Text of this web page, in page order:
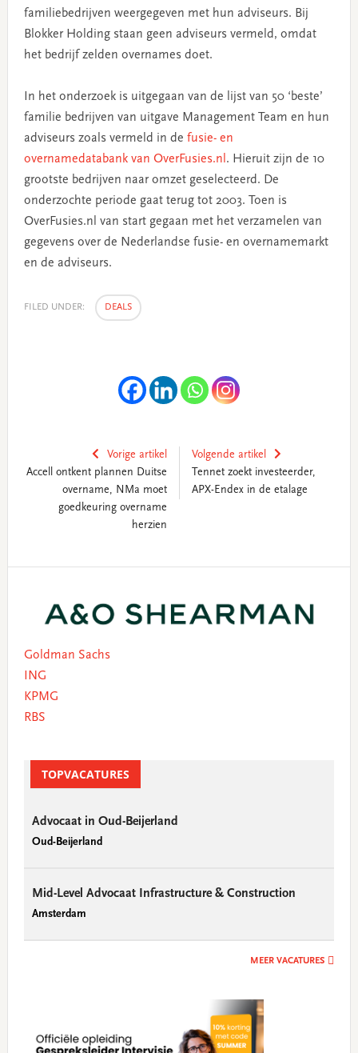
familiebedrijven weergegeven met hun adviseurs. Bij
Blokker Holding staan geen adviseurs vermeld, omdat
het bedrijf zelden overnames doet.
In het onderzoek is uitgegaan van de lijst van 50 ‘beste’
familie bedrijven van uitgave Management Team en hun
adviseurs zoals vermeld in de fusie- en
overnamedatabank van OverFusies.nl . Hieruit zijn de 10
grootste bedrijven naar omzet geselecteerd. De
onderzochte periode gaat terug tot 2003. Toen is
OverFusies.nl van start gegaan met het verzamelen van
gegevens over de Nederlandse fusie- en overnamemarkt
en de adviseurs.
FILED UNDER: DEALS
Vorige artikel
Accell ontkent plannen Duitse
overname, NMa moet
goedkeuring overname
herzien
Volgende artikel
Tennet zoekt investeerder,
APX-Endex in de etalage
Goldman Sachs
ING
KPMG
RBS
TOPVACATURES
Advocaat in Oud-Beijerland
Oud-Beijerland
Mid-Level Advocaat Infrastructure & Construction
Amsterdam
MEER VACATURES